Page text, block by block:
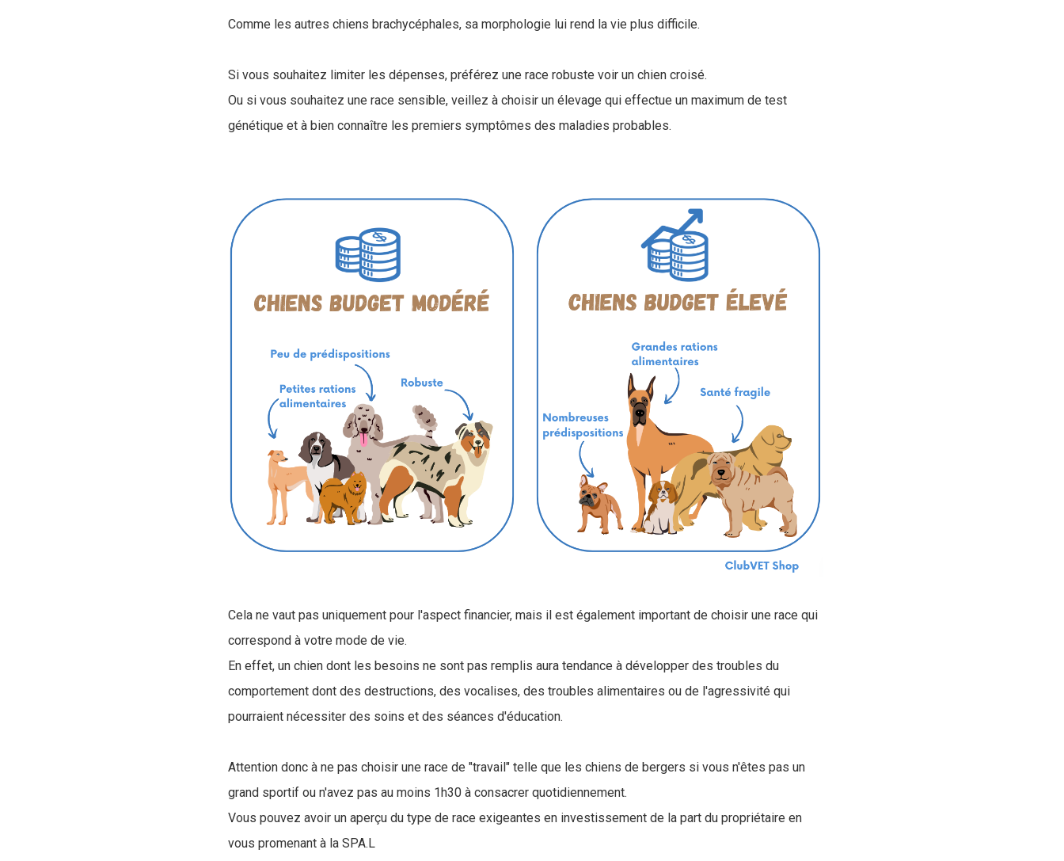
Comme les autres chiens brachycéphales, sa morphologie lui rend la vie plus difficile.
Si vous souhaitez limiter les dépenses, préférez une race robuste voir un chien croisé.
Ou si vous souhaitez une race sensible, veillez à choisir un élevage qui effectue un maximum de test
génétique et à bien connaître les premiers symptômes des maladies probables.
Cela ne vaut pas uniquement pour l'aspect financier, mais il est également important de choisir une race qui
correspond à votre mode de vie.
En effet, un chien dont les besoins ne sont pas remplis aura tendance à développer des troubles du
comportement dont des destructions, des vocalises, des troubles alimentaires ou de l'agressivité qui
pourraient nécessiter des soins et des séances d'éducation.
Attention donc à ne pas choisir une race de "travail" telle que les chiens de bergers si vous n'êtes pas un
grand sportif ou n'avez pas au moins 1h30 à consacrer quotidiennement.
Vous pouvez avoir un aperçu du type de race exigeantes en investissement de la part du propriétaire en
vous promenant à la SPA.L